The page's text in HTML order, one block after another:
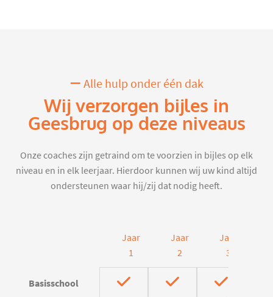
Alle hulp onder één dak
Wij verzorgen bijles in
Geesbrug op deze niveaus
Onze coaches zijn getraind om te voorzien in bijles op elk
niveau en in elk leerjaar. Hierdoor kunnen wij uw kind altijd
ondersteunen waar hij/zij dat nodig heeft.
Jaar
1
Jaar
2
Jaar
3
Basisschool